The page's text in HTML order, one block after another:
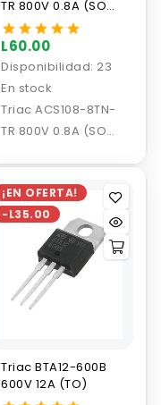
TR 800V 0.8A (SOT-
223)
L60.00
Disponibilidad: 23
En stock
Triac ACS108-8TN-
TR 800V 0.8A (SOT-
¡EN OFERTA!
-L35.00
Triac BTA12-600B
600V 12A (TO)